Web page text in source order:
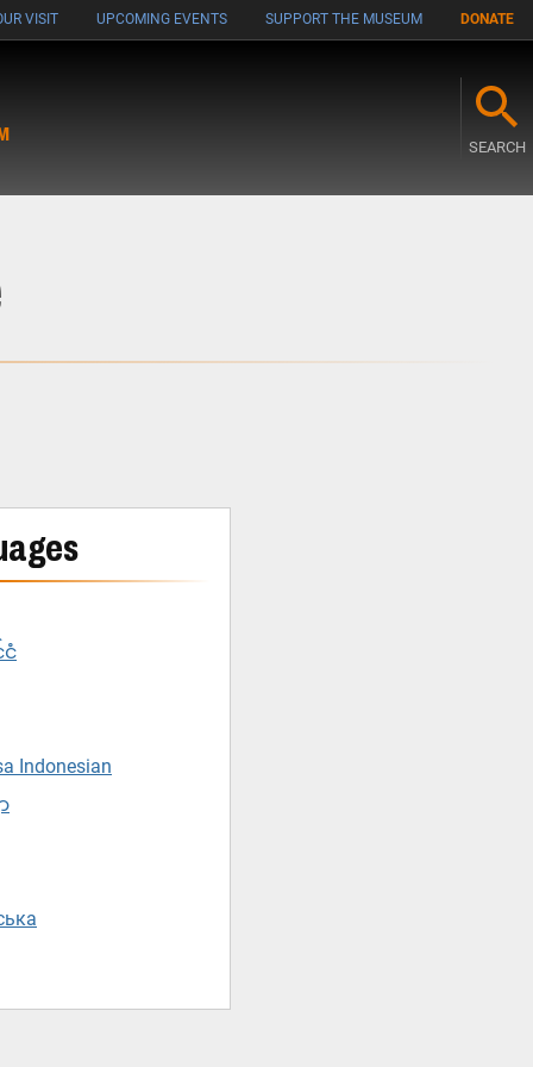
VISIT UPCOMING EVENTS SUPPORT THE MUSEUM DONATE
SEARCH
ငံ
Indonesian